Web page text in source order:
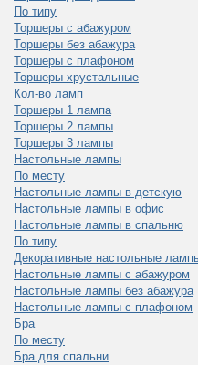
По типу
Торшеры с абажуром
Торшеры без абажура
Торшеры с плафоном
Торшеры хрустальные
Кол-во ламп
Торшеры 1 лампа
Торшеры 2 лампы
Торшеры 3 лампы
Настольные лампы
По месту
Настольные лампы в детскую
Настольные лампы в офис
Настольные лампы в спальню
По типу
Декоративные настольные
Настольные лампы с абажуром
Настольные лампы без абажура
Настольные лампы с плафоном
Бра
По месту
Бра для спальни